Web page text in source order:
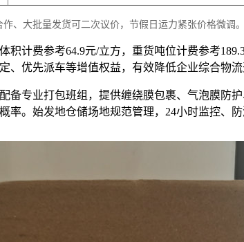
、大批量发货可二次议价，节假日运力紧张价格微调。
积计费参考64.9元/立方，重货吨位计费参考
、优先派车等增值权益，有效降低企业综合物流
备专业打包班组，提供缠绕膜包裹、气泡膜防
率。始发地仓储场地规范管理，24小时监控、